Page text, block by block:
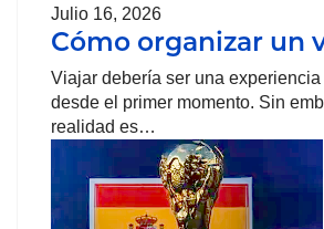
Julio 16, 2026
Cómo organizar un
Viajar debería ser una
desde el primer momento. Sin
realidad es…